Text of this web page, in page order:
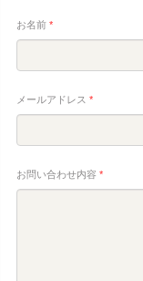
お名前 *
メールアドレス *
お問い合わせ内容 *